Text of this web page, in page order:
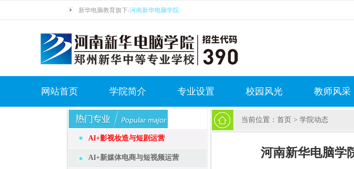
新华电脑教育旗下-河南新华电脑学院
网站首页 学院简介 专业设置 校园风光 教师风采
AI+影视妆造与短剧运营
AI+新媒体电商与短视频运营
当前位置： 首页 > 学院动态
河南新华电脑学